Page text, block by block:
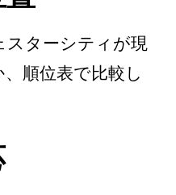
スターシティが現
順位表で比較し